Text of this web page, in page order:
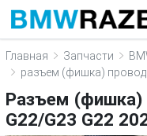
Главная Запчасти
разъем (фишка)
Разъем (фишка)
G22/G23 G22